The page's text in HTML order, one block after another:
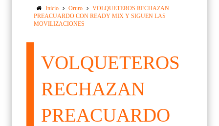
Inicio Oruro
VOLQUETEROS RECHAZAN
PREACUARDO CON READY MIX Y SIGUEN LAS
MOVILIZACIONES
VOLQUETEROS
RECHAZAN
PREACUARDO